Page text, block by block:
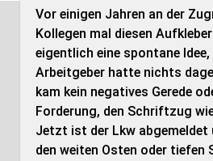
Spesenliste
Fahrer
Disposition
Vor einigen Jahren an der
Kollegen mal diesen
eigentlich eine spontane
Arbeitgeber hatte nichts
kam kein negatives Gerede
Forderung, den Schriftzug
Jetzt ist der Lkw abgemeldet
den weiten Osten oder tiefen